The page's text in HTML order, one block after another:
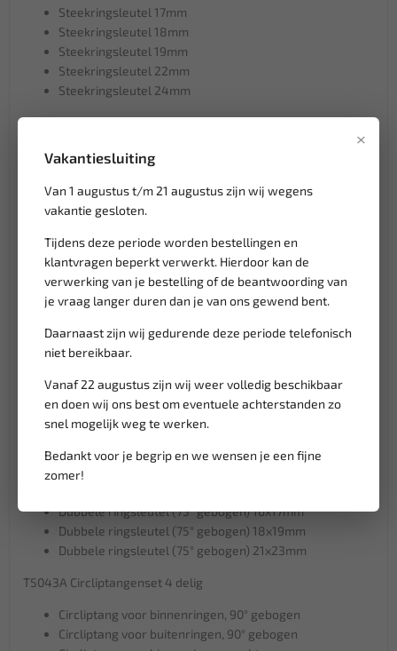
×
Vakantiesluiting
Van 1 augustus t/m 21 augustus zijn wij wegens
vakantie gesloten.
Tijdens deze periode worden bestellingen en
klantvragen beperkt verwerkt. Hierdoor kan de
verwerking van je bestelling of de beantwoording van
je vraag langer duren dan je van ons gewend bent.
Daarnaast zijn wij gedurende deze periode telefonisch
niet bereikbaar.
Vanaf 22 augustus zijn wij weer volledig beschikbaar
en doen wij ons best om eventuele achterstanden zo
snel mogelijk weg te werken.
Bedankt voor je begrip en we wensen je een fijne
zomer!
Steekringsleutel 17mm
Steekringsleutel 18mm
Steekringsleutel 19mm
Steekringsleutel 22mm
Steekringsleutel 24mm
T5111 Steeksleutelset 11 delig
Steeksleutel 6x7mm
Steeksleutel 10x11mm
Steeksleutel 12x13mm
Steeksleutel 16x17mm
Steeksleutel 18x19mm
Steeksleutel 20x22mm
Steeksleutel 21x23mm
Steeksleutel 24x27mm
Steeksleutel 30x32mm
T5081 Dubbele ringsleutelset 8 delig (75° gebogen)
Dubbele ringsleutel (75° gebogen) 6x7mm
Dubbele ringsleutel (75° gebogen) 8x9mm
Dubbele ringsleutel (75° gebogen) 10x11mm
Dubbele ringsleutel (75° gebogen) 12x13mm
Dubbele ringsleutel (75° gebogen) 16x17mm
Dubbele ringsleutel (75° gebogen) 18x19mm
Dubbele ringsleutel (75° gebogen) 21x23mm
T5043A Circliptangenset 4 delig
Circliptang voor binnenringen, 90° gebogen
Circliptang voor buitenringen, 90° gebogen